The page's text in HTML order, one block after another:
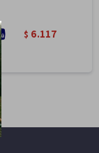
$ 6.117